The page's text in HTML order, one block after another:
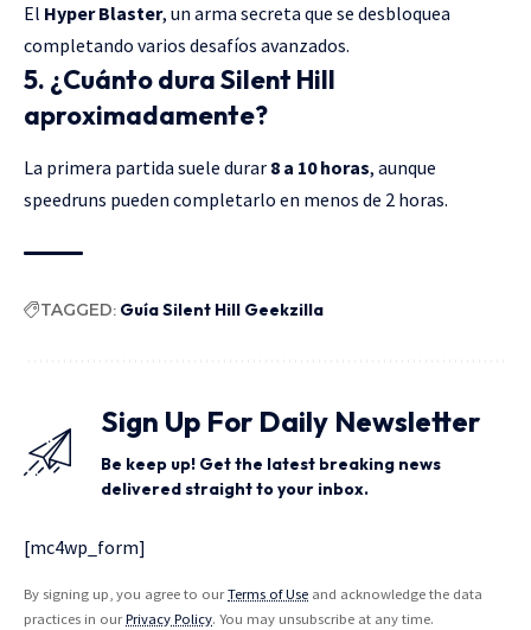
El Hyper Blaster, un arma secreta que se desbloquea
completando varios desafíos avanzados.
5. ¿Cuánto dura Silent Hill
aproximadamente?
La primera partida suele durar 8 a 10 horas, aunque
speedruns pueden completarlo en menos de 2 horas.
TAGGED: Guía Silent Hill Geekzilla
Sign Up For Daily Newsletter
Be keep up! Get the latest breaking news
delivered straight to your inbox.
[mc4wp_form]
By signing up, you agree to ourTerms of Use and acknowledge the data
practices in ourPrivacy Policy. You may unsubscribe at any time.